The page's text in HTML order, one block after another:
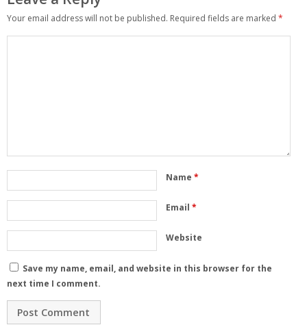
Your email address will not be published. Required fields are marked *
Name *
Email *
Website
Save my name, email, and website in this browser for the
next time I comment.